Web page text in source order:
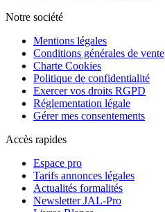
Notre société
Mentions légales
Conditions générales de vente
Charte Cookies
Politique de confidentialité
Exercer vos droits RGPD
Réglementation légale
Gérer mes consentements
Accès rapides
Espace pro
Tarifs annonces légales
Actualités formalités
Newsletter JAL-Pro